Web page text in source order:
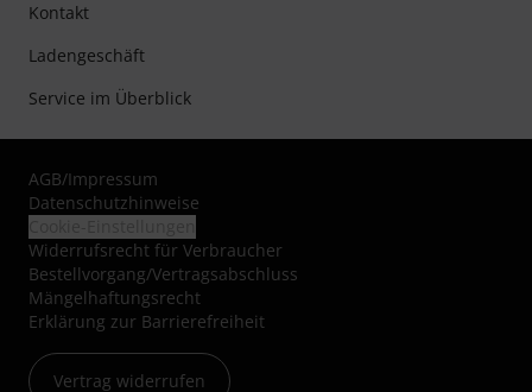
Kontakt
Ladengeschäft
Service im Überblick
AGB/Impressum
Datenschutzhinweise
Widerrufsrecht für Verbraucher
Bestellvorgang/Vertragsabschluss
Mängelhaftungsrecht
Erklärung zur Barrierefreiheit
Vertrag widerrufen